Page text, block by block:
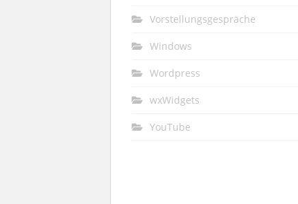
Vorstellungsgespräche
Windows
Wordpress
wxWidgets
YouTube